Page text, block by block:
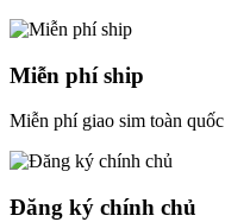
Miễn phí ship
Miễn phí giao sim toàn quốc
Đăng ký chính chủ